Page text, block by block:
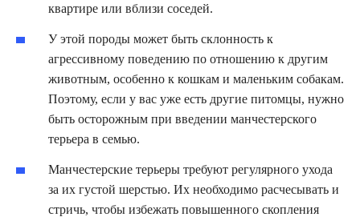
квартире или вблизи соседей.
У этой породы может быть склонность к
агрессивному поведению по отношению к другим
животным, особенно к кошкам и маленьким собакам.
Поэтому, если у вас уже есть другие питомцы, нужно
быть осторожным при введении манчестерского
терьера в семью.
Манчестерские терьеры требуют регулярного ухода
за их густой шерстью. Их необходимо расчесывать и
стричь, чтобы избежать повышенного скопления